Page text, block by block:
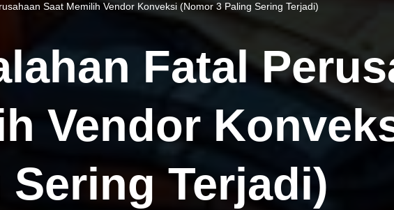
Saat Memilih Vendor Konveksi (Nomor 3 Paling Sering Terjadi)
Fatal
Vendor
Sering Terjadi)